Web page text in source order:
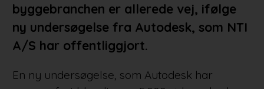
byggebranchen er allerede vej, ifølge
ny undersøgelse fra Autodesk, som NTI
A/S har offentliggjort.
En ny undersøgelse, som Autodesk har